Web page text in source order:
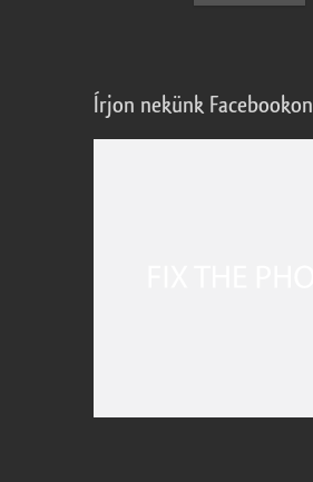
Írjon nekünk Facebookon